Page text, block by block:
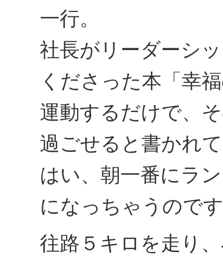
一行。
社長がリーダーシ
くださった本「幸
運動するだけで、
過ごせると書かれ
はい、朝一番にラ
になっちゃうので
往路５キロを走り